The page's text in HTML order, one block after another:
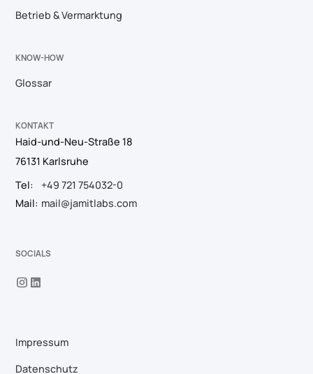
Betrieb & Vermarktung
KNOW-HOW
Glossar
KONTAKT
Haid-und-Neu-Straße 18
76131 Karlsruhe
Tel:
+49 721 754032-0
Mail: mail@jamitlabs.com
SOCIALS
Impressum
Datenschutz